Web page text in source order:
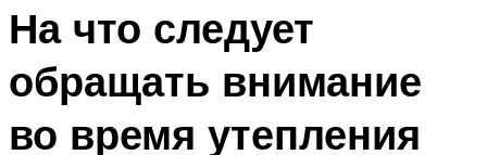
На что следует
обращать внимание
во время утепления